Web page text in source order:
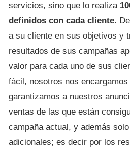
servicios, sino que lo realiza
definidos con cada cliente.
a su cliente en sus objetivos y
resultados de sus campañas
valor para cada uno de sus
fácil, nosotros nos
garantizamos a nuestros
ventas de las que están
campaña actual, y además
adicionales; es decir por los